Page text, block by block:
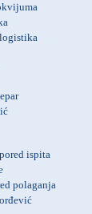
ispita
polaganja